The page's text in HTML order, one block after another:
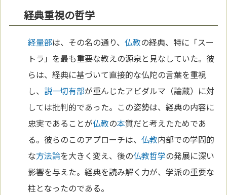
経典重視の哲学
経量部は、その名の通り、仏教の経典、特に「スー
トラ」を最も重要な教えの源泉と見なしていた。彼
らは、経典に基づいて直接的な仏陀の言葉を重視
し、 説一切有部が重んじたアビダルマ（論蔵）に対
しては批判的であった。この姿勢は、経典の内容に
忠実であることが仏教の本質だと考えたためであ
る。彼らのこのアプローチは、仏教内部での学問的
な方法論を大きく変え、後の仏教哲学の発展に深い
影響を与えた。経典を読み解く力が、学派の重要な
柱となったのである。